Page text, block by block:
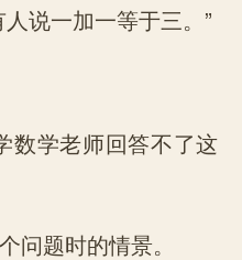
说一加一等于三。”
数学老师回答不了这
问题时的情景。